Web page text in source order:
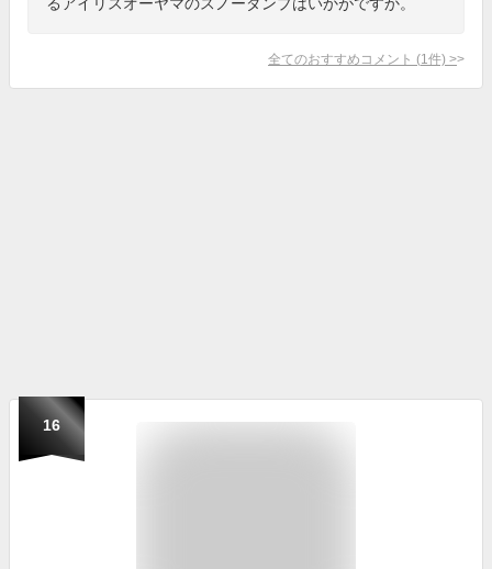
全てのおすすめコメント (1 件) >
16